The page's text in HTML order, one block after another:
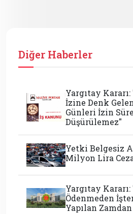
Diğer Haberler
Yargıtay
İzine Denk
Günleri İzin
Düşürülemez"
Yetki Belgesiz
Milyon Lira
Yargıtay
Ödenmeden
Yapılan